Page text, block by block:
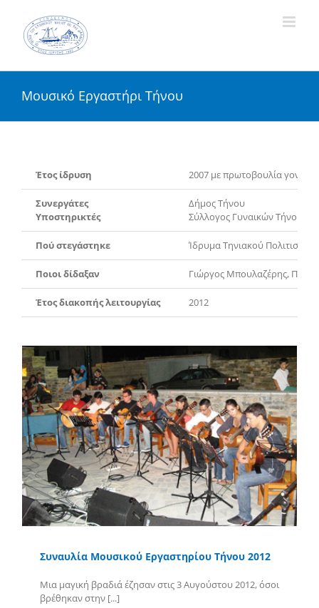
content
Μουσικό Εργαστήρι Τήνου
Έτος ίδρυση 2007 με πρωτοβουλία γονέων
Συνεργάτες
Υποστηρικτές
Δήμος Τήνου
Σύλλογος Γυναικών Τήνου
Πού στεγάστηκε Ίδρυμα Τηνιακού
Ποιοι δίδαξαν Γιώργος Μπουλαζέρης,
Έτος διακοπής λειτουργίας 2012
Συναυλία Μουσικού Εργαστηρίου Τήνου 2012
Μια μαγική βραδιά έζησαν στις 3 Αυγούστου 2012, όσοι
βρέθηκαν στην [...]